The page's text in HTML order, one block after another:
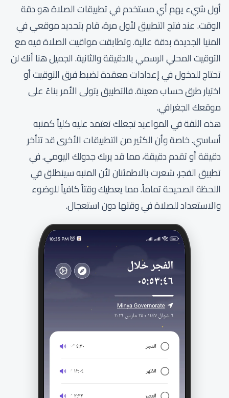
أول شيء يهم أي مستخدم في تطبيقات الصلاة هو دقة
الوقت. عند فتح التطبيق لأول مرة، قام بتحديد موقعي في
المنيا الجديدة بدقة عالية. وتطابقت مواقيت الصلاة فيه مع
التوقيت المحلي الرسمي بالدقيقة والثانية. الجميل هنا أنك لن
تحتاج للدخول في إعدادات معقدة لضبط فرق التوقيت أو
اختيار طرق حساب معينة. فالتطبيق يتولى الأمر بناءً على
موقعك الجغرافي.
هذه الثقة في المواعيد تجعلك تعتمد عليه كلياً كمنبه
أساسي. خاصة وأن الكثير من التطبيقات الأخرى قد تتأخر
دقيقة أو تقدم دقيقة، مما قد يربك جدولك اليومي. في
تطبيق الفجر، شعرت بالاطمئنان لأن المنبه سينطلق في
اللحظة الصحيحة تماماً. مما يعطيك وقتاً كافياً للوضوء
والاستعداد للصلاة في وقتها دون استعجال.